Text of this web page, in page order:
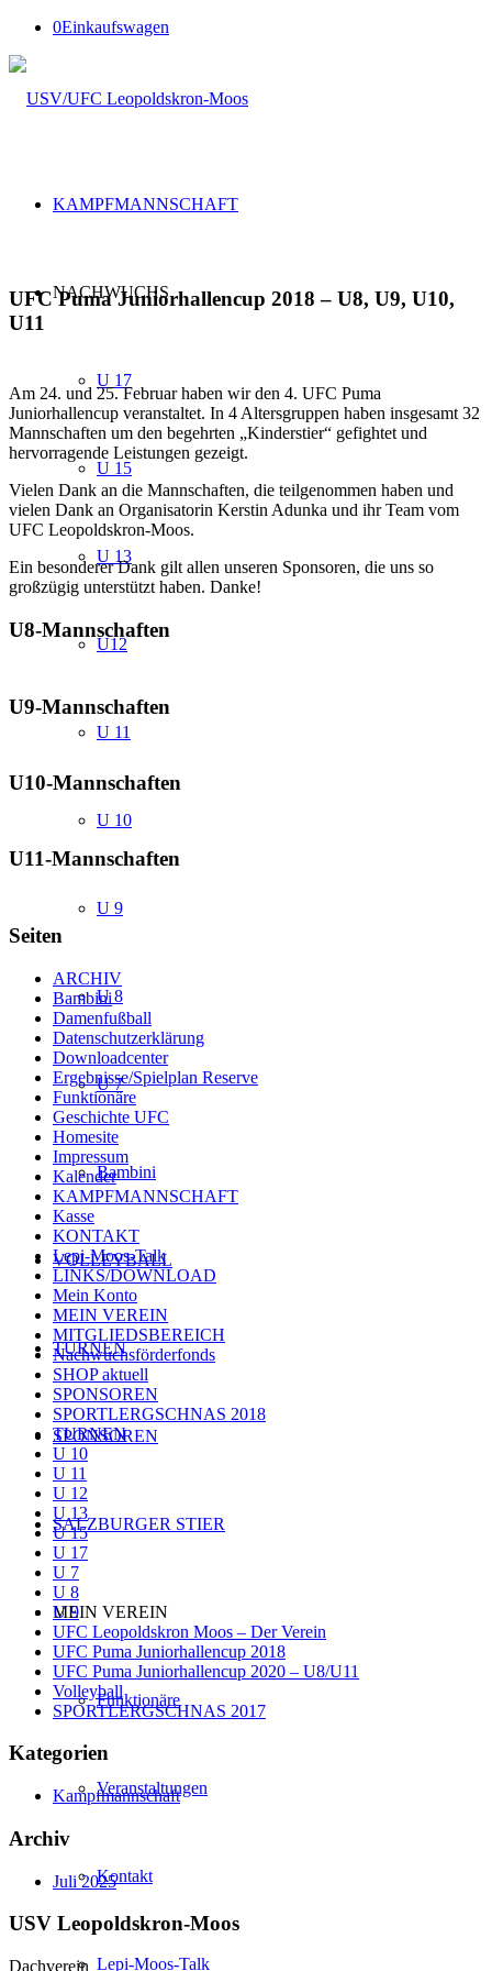
0Einkaufswagen
KAMPFMANNSCHAFT
NACHWUCHS
U 17
U 15
U 13
U12
U 11
U 10
U 9
U 8
U 7
Bambini
VOLLEYBALL
TURNEN
SPONSOREN
SALZBURGER STIER
MEIN VEREIN
Funktionäre
Veranstaltungen
Kontakt
Lepi-Moos-Talk
UFC Puma Juniorhallencup 2018 – U8, U9, U10,
U11
Am 24. und 25. Februar haben wir den 4. UFC Puma
Juniorhallencup veranstaltet. In 4 Altersgruppen haben insgesamt 32
Mannschaften um den begehrten „Kinderstier“ gefightet und
hervorragende Leistungen gezeigt.
Vielen Dank an die Mannschaften, die teilgenommen haben und
vielen Dank an Organisatorin Kerstin Adunka und ihr Team vom
UFC Leopoldskron-Moos.
Ein besonderer Dank gilt allen unseren Sponsoren, die uns so
großzügig unterstützt haben. Danke!
U8-Mannschaften
U9-Mannschaften
U10-Mannschaften
U11-Mannschaften
Seiten
ARCHIV
Bambini
Damenfußball
Datenschutzerklärung
Downloadcenter
Ergebnisse/Spielplan Reserve
Funktionäre
Geschichte UFC
Homesite
Impressum
Kalender
KAMPFMANNSCHAFT
Kasse
KONTAKT
Lepi-Moos-Talk
LINKS/DOWNLOAD
Mein Konto
MEIN VEREIN
MITGLIEDSBEREICH
Nachwuchsförderfonds
SHOP aktuell
SPONSOREN
SPORTLERGSCHNAS 2018
TURNEN
U 10
U 11
U 12
U 13
U 15
U 17
U 7
U 8
U 9
UFC Leopoldskron Moos – Der Verein
UFC Puma Juniorhallencup 2018
UFC Puma Juniorhallencup 2020 – U8/U11
Volleyball
SPORTLERGSCHNAS 2017
Kategorien
Kampfmannschaft
Archiv
Juli 2025
USV Leopoldskron-Moos
Dachverein